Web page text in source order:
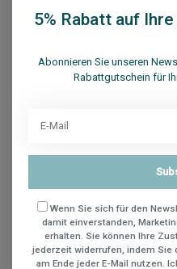
Su.B Amsterdam
5% Rabatt auf
Abonnieren Sie unseren
Rabattgutschein für
Wenn Sie sich für den
damit einverstanden,
erhalten. Sie können Ihre
jederzeit widerrufen, indem
am Ende jeder E-Mail nutzen.